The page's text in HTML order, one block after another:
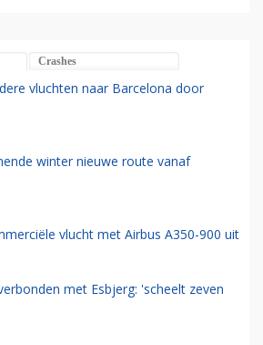
Crashes
vluchten naar Barcelona door
winter nieuwe route vanaf
vlucht met Airbus A350-900 uit
met Esbjerg: 'scheelt zeven